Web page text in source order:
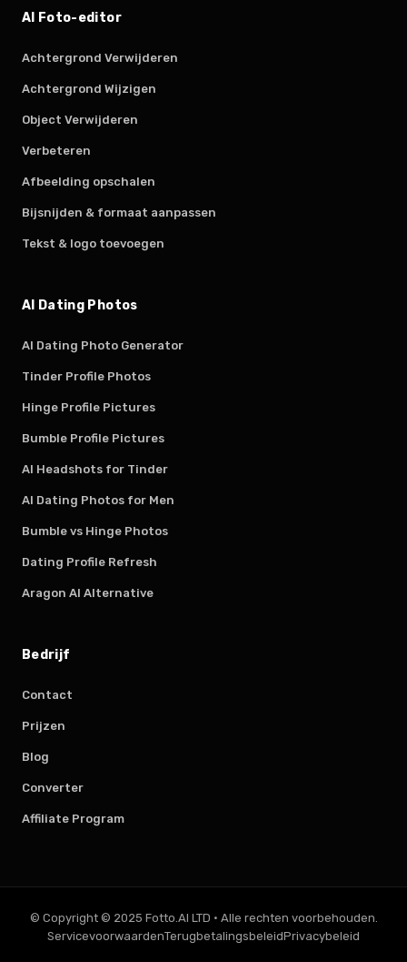
AI Foto-editor
Achtergrond Verwijderen
Achtergrond Wijzigen
Object Verwijderen
Verbeteren
Afbeelding opschalen
Bijsnijden & formaat aanpassen
Tekst & logo toevoegen
AI Dating Photos
AI Dating Photo Generator
Tinder Profile Photos
Hinge Profile Pictures
Bumble Profile Pictures
AI Headshots for Tinder
AI Dating Photos for Men
Bumble vs Hinge Photos
Dating Profile Refresh
Aragon AI Alternative
Bedrijf
Contact
Prijzen
Blog
Converter
Affiliate Program
© Copyright © 2025 Fotto.AI LTD · Alle rechten voorbehouden.
ServicevoorwaardenTerugbetalingsbeleidPrivacybeleid